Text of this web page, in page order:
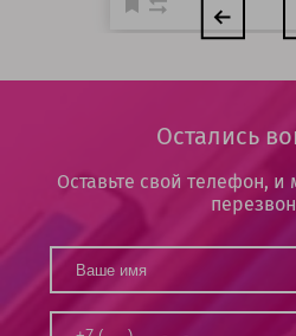
Остались
Оставьте свой телефон,